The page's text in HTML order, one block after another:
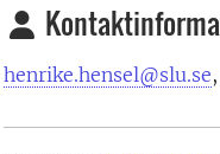
henrike.hensel@slu.se